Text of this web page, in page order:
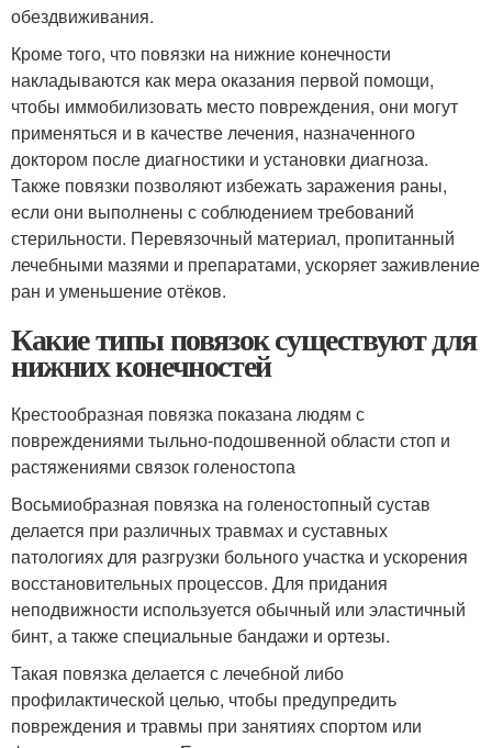
обездвиживания.
Кроме того, что повязки на нижние конечности
накладываются как мера оказания первой помощи,
чтобы иммобилизовать место повреждения, они могут
применяться и в качестве лечения, назначенного
доктором после диагностики и установки диагноза.
Также повязки позволяют избежать заражения раны,
если они выполнены с соблюдением требований
стерильности. Перевязочный материал, пропитанный
лечебными мазями и препаратами, ускоряет заживление
ран и уменьшение отёков.
Какие типы повязок существуют для
нижних конечностей
Крестообразная повязка показана людям с
повреждениями тыльно-подошвенной области стоп и
растяжениями связок голеностопа
Восьмиобразная повязка на голеностопный сустав
делается при различных травмах и суставных
патологиях для разгрузки больного участка и ускорения
восстановительных процессов. Для придания
неподвижности используется обычный или эластичный
бинт, а также специальные бандажи и ортезы.
Такая повязка делается с лечебной либо
профилактической целью, чтобы предупредить
повреждения и травмы при занятиях спортом или